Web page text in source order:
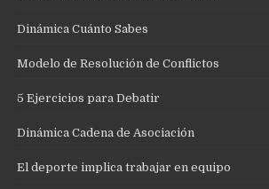
Dinámica Cuánto Sabes
Modelo de Resolución de Conflictos
5 Ejercicios para Debatir
Dinámica Cadena de Asociación
El deporte implica trabajar en equipo